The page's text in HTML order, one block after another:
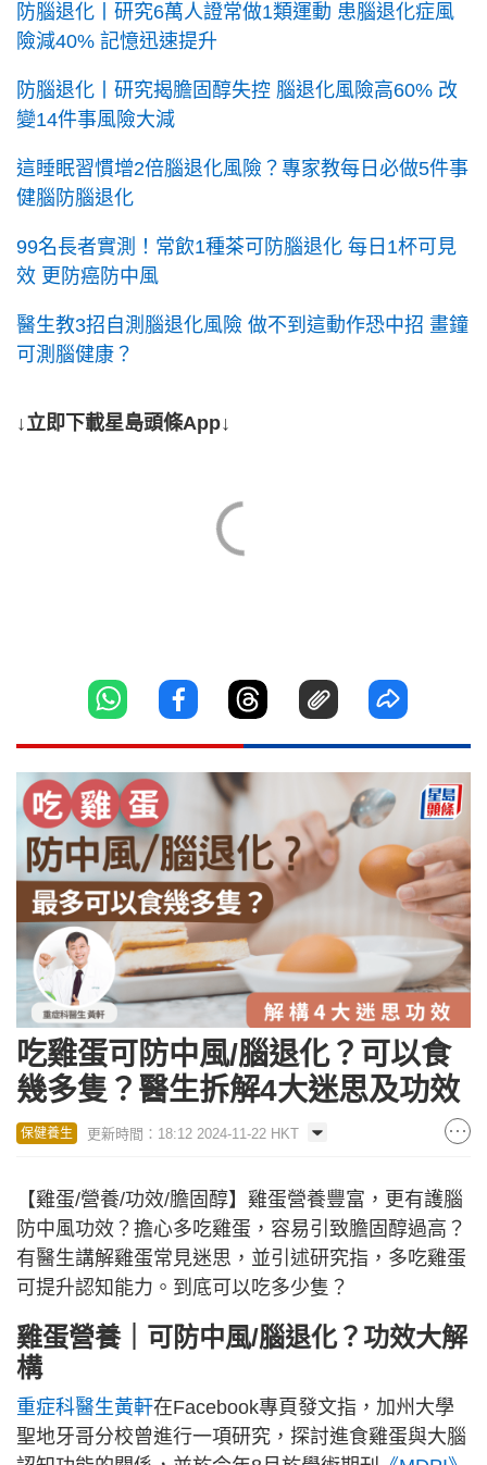
防腦退化丨研究6萬人證常做1類運動 患腦退化症風
險減40% 記憶迅速提升
防腦退化丨研究揭膽固醇失控 腦退化風險高60% 改
變14件事風險大減
這睡眠習慣增2倍腦退化風險？專家教每日必做5件事
健腦防腦退化
99名長者實測！常飲1種茶可防腦退化 每日1杯可見
效 更防癌防中風
醫生教3招自測腦退化風險 做不到這動作恐中招 畫鐘
可測腦健康？
↓立即下載星島頭條App↓
吃雞蛋可防中風/腦退化？可以食
幾多隻？醫生拆解4大迷思及功效
保健養生 更新時間：18:12 2024-11-22 HKT
【雞蛋/營養/功效/膽固醇】雞蛋營養豐富，更有護腦
防中風功效？擔心多吃雞蛋，容易引致膽固醇過高？
有醫生講解雞蛋常見迷思，並引述研究指，多吃雞蛋
可提升認知能力。到底可以吃多少隻？
雞蛋營養｜可防中風/腦退化？功效大解
構
重症科醫生黃軒在Facebook專頁發文指，加州大學
聖地牙哥分校曾進行一項研究，探討進食雞蛋與大腦